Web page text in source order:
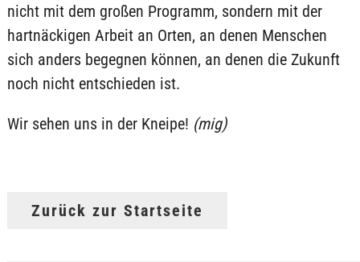
nicht mit dem großen Programm, sondern mit der
hartnäckigen Arbeit an Orten, an denen Menschen
sich anders begegnen können, an denen die Zukunft
noch nicht entschieden ist.
Wir sehen uns in der Kneipe! (mig)
Zurück zur Startseite